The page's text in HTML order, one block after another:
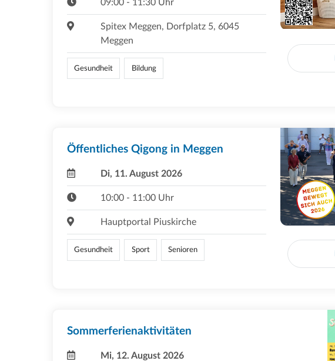
09:00 - 11:30 Uhr
Spitex Meggen, Dorfplatz 5, 6045
Meggen
Gesundheit Bildung
Öffentliches Qigong in Meggen
Di, 11. August 2026
10:00 - 11:00 Uhr
Hauptportal Piuskirche
Gesundheit Sport Senioren
Sommerferienaktivitäten
Mi, 12. August 2026